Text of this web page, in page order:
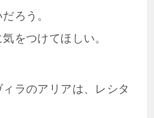
ろう。
をつけてほしい。
ラのアリアは、レシタ